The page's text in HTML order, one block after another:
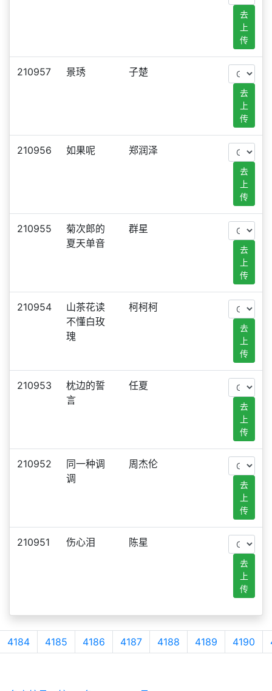
去
上
传
210957 景琇 子楚
去
上
传
210956 如果呢 郑润泽
去
上
传
210955
菊次郎的
夏天单音
群星
去
上
传
210954
山茶花读
不懂白玫
瑰
柯柯柯
去
上
传
210953
枕边的誓
言
任夏
去
上
传
210952
同一种调
调
周杰伦
去
上
传
210951 伤心泪 陈星
去
上
传
4184 4185 4186 4187 4188 4189 4190